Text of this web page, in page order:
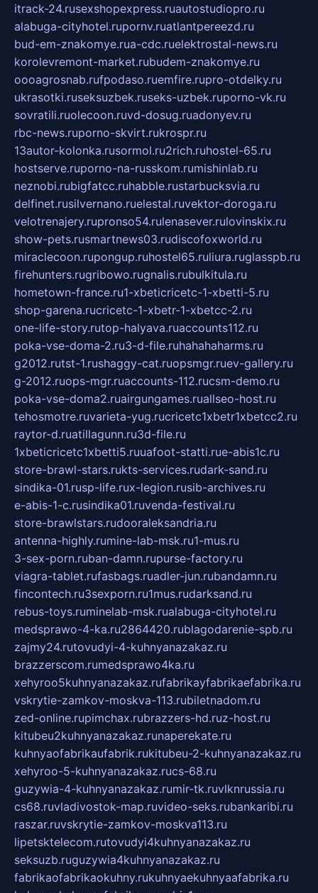
itrack-24.rusexshopexpress.ruautostudiopro.ru
alabuga-cityhotel.rupornv.ruatlantpereezd.ru
bud-em-znakomye.rua-cdc.ruelektrostal-news.ru
korolevremont-market.rubudem-znakomye.ru
oooagrosnab.rufpodaso.ruemfire.rupro-otdelky.ru
ukrasotki.ruseksuzbek.ruseks-uzbek.ruporno-vk.ru
sovratili.ruolecoon.ruvd-dosug.ruadonyev.ru
rbc-news.ruporno-skvirt.rukrospr.ru
13autor-kolonka.rusormol.ru2rich.ruhostel-65.ru
hostserve.ruporno-na-russkom.rumishinlab.ru
neznobi.rubigfatcc.ruhabble.rustarbucksvia.ru
delfinet.rusilvernano.ruelestal.ruvektor-doroga.ru
velotrenajery.rupronso54.rulenasever.rulovinskix.ru
show-pets.rusmartnews03.rudiscofoxworld.ru
miraclecoon.rupongup.ruhostel65.ruliura.ruglasspb.ru
firehunters.rugribowo.rugnalis.rubulkitula.ru
hometown-france.ru1-xbeticricetc-1-xbetti-5.ru
shop-garena.rucricetc-1-xbetr-1-xbetcc-2.ru
one-life-story.rutop-halyava.ruaccounts112.ru
poka-vse-doma-2.ru3-d-file.ruhahahaharms.ru
g2012.rutst-1.rushaggy-cat.ruopsmgr.ruev-gallery.ru
g-2012.ruops-mgr.ruaccounts-112.rucsm-demo.ru
poka-vse-doma2.ruairgungames.ruallseo-host.ru
tehosmotre.ruvarieta-yug.rucricetc1xbetr1xbetcc2.ru
raytor-d.ruatillagunn.ru3d-file.ru
1xbeticricetc1xbetti5.ruuafoot-statti.rue-abis1c.ru
store-brawl-stars.rukts-services.rudark-sand.ru
sindika-01.rusp-life.rux-legion.rusib-archives.ru
e-abis-1-c.rusindika01.ruvenda-festival.ru
store-brawlstars.rudooraleksandria.ru
antenna-highly.rumine-lab-msk.ru1-mus.ru
3-sex-porn.ruban-damn.rupurse-factory.ru
viagra-tablet.rufasbags.ruadler-jun.rubandamn.ru
fincontech.ru3sexporn.ru1mus.rudarksand.ru
rebus-toys.ruminelab-msk.rualabuga-cityhotel.ru
medsprawo-4-ka.ru2864420.rublagodarenie-spb.ru
zajmy24.rutovudyi-4-kuhnyanazakaz.ru
brazzerscom.rumedsprawo4ka.ru
xehyroo5kuhnyanazakaz.rufabrikayfabrikaefabrika.ru
vskrytie-zamkov-moskva-113.rubiletnadom.ru
zed-online.rupimchax.rubrazzers-hd.ruz-host.ru
kitubeu2kuhnyanazakaz.runaperekate.ru
kuhnyaofabrikaufabrik.rukitubeu-2-kuhnyanazakaz.ru
xehyroo-5-kuhnyanazakaz.rucs-68.ru
guzywia-4-kuhnyanazakaz.rumir-tk.ruvlknrussia.ru
cs68.ruvladivostok-map.ruvideo-seks.rubankaribi.ru
raszar.ruvskrytie-zamkov-moskva113.ru
lipetsktelecom.rutovudyi4kuhnyanazakaz.ru
seksuzb.ruguzywia4kuhnyanazakaz.ru
fabrikaofabrikaokuhny.rukuhnyaekuhnyaafabrika.ru